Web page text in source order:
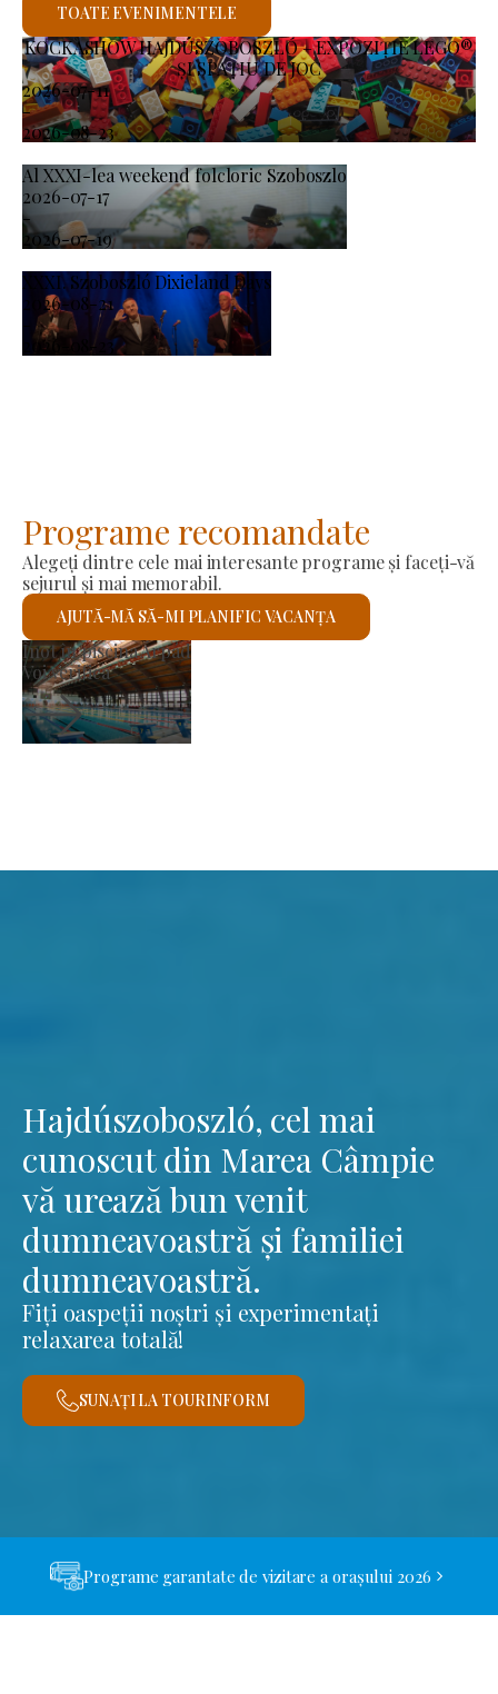
KOCKASHOW HAJDÚSZOBOSZLÓ – EXPOZIȚIE LEGO®
ȘI SPAȚIU DE JOC
2026-07-11
-
2026-08-23
Al XXXI-lea weekend folcloric Szoboszlo
2026-07-17
-
2026-07-19
XXXI. Szoboszló Dixieland Days
2026-08-21
-
2026-08-23
TOATE EVENIMENTELE
Programe recomandate
Alegeți dintre cele mai interesante programe și faceți-vă
sejurul și mai memorabil.
AJUTĂ-MĂ SĂ-MI PLANIFIC VACANȚA
Piața producătorilor
Voi verifica
Hajdúszoboszló, cel mai
cunoscut din Marea Câmpie
vă urează bun venit
dumneavoastră și familiei
dumneavoastră.
Fiți oaspeții noștri și experimentați
relaxarea totală!
SUNAȚI LA TOURINFORM
Programe garantate de vizitare a orașului 2026